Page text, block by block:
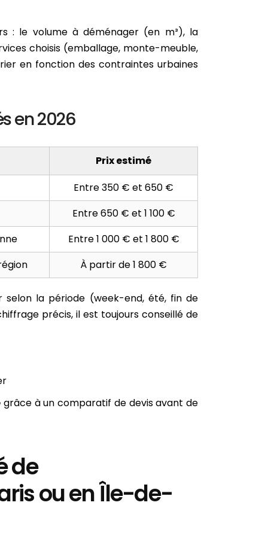
: le volume à déménager (en m³), la
choisis (emballage, monte-meuble,
en fonction des contraintes urbaines
en 2026
Prix estimé
Entre 350 € et 650 €
Entre 650 € et 1 100 €
Entre 1 000 € et 1 800 €
À partir de 1 800 €
selon la période (week-end, été, fin de
précis, il est toujours conseillé de
grâce à un comparatif de devis avant de
de
ou en Île-de-